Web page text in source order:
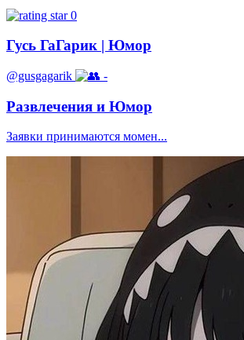
0
Гусь ГаГарик | Юмор
@gusgagarik -
Развлечения и Юмор
Заявки принимаются момен...